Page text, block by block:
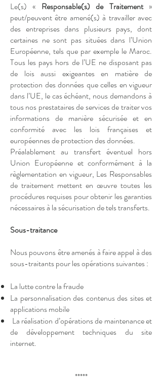
Le(s) « Responsable(s) de Traitement »
peut/peuvent être amené(s) à travailler avec
des entreprises dans plusieurs pays, dont
certaines ne sont pas situées dans l’Union
Européenne, tels que par exemple le Maroc.
Tous les pays hors de l’UE ne disposant pas
de lois aussi exigeantes en matière de
protection des données que celles en vigueur
dans l’UE, le cas échéant, nous demandons à
tous nos prestataires de services de traiter vos
informations de manière sécurisée et en
conformité avec les lois françaises et
européennes de protection des données.
Préalablement au transfert éventuel hors
Union Européenne et conformément à la
règlementation en vigueur, Les Responsables
de traitement mettent en œuvre toutes les
procédures requises pour obtenir les garanties
nécessaires à la sécurisation de tels transferts.
Sous-traitance
Nous pouvons être amenés à faire appel à des
sous-traitants pour les opérations suivantes :
La lutte contre la fraude
La personnalisation des contenus des sites et
applications mobile
La réalisation d’opérations de maintenance et
de développement techniques du site
internet.
*****